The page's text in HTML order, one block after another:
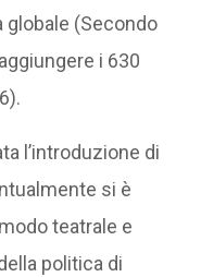
globale (Secondo
i 630
l’introduzione di
si è
teatrale e
politica di